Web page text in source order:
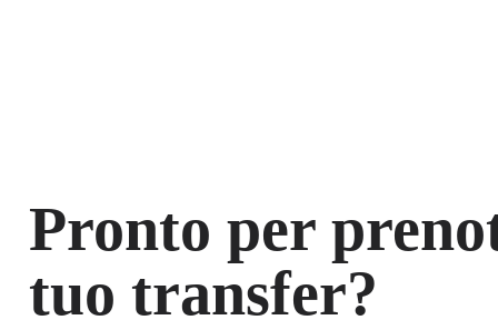
Pronto per
tuo transfer?